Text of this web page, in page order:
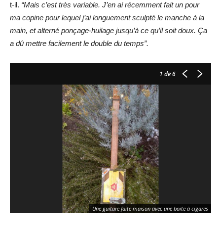
t-il. “Mais c’est très variable. J’en ai récemment fait un pour
ma copine pour lequel j’ai longuement sculpté le manche à la
main, et alterné ponçage-huilage jusqu’à ce qu’il soit doux. Ça
a dû mettre facilement le double du temps”.
1 de 6
Une guitare faite maison avec une boite à cigares